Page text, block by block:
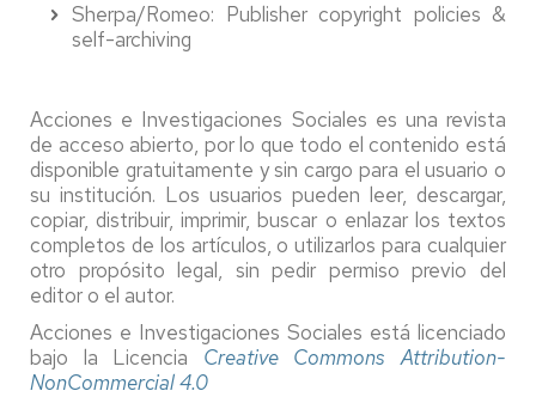
Sherpa/Romeo: Publisher copyright policies &
self-archiving
Acciones e Investigaciones Sociales es una revista
de acceso abierto, por lo que todo el contenido está
disponible gratuitamente y sin cargo para el usuario o
su institución. Los usuarios pueden leer, descargar,
copiar, distribuir, imprimir, buscar o enlazar los textos
completos de los artículos, o utilizarlos para cualquier
otro propósito legal, sin pedir permiso previo del
editor o el autor.
Acciones e Investigaciones Sociales está licenciado
bajo la Licencia Creative Commons Attribution-
NonCommercial 4.0